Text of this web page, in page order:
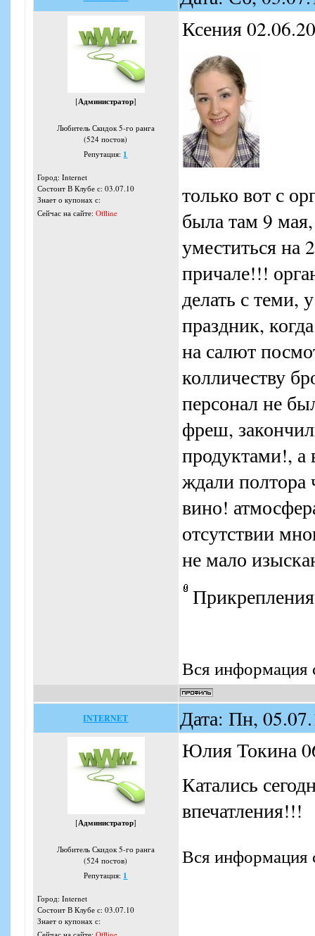
[Администратор]
Любитель Скидок 5-го ранга
(524 постов)
Репутация: 1
Город: Internet
Состоит В Клубе с: 03.07.10
Знает о купонах с:
Сейчас на сайте: Offline
Ксения
только вот с
была там 9
уместиться на
причале!!!
делать с теми,
праздник,
на салют
колличеству
персонал не
фреш,
продуктами!, а
ждали полтора
вино!
отсутствии
не мало
Вся информация
INTERNET Дата: Пн,
[Администратор]
Любитель Скидок 5-го ранга
(524 постов)
Репутация: 1
Город: Internet
Состоит В Клубе с: 03.07.10
Знает о купонах с:
Юлия Токина
Катались
впечатления!!!
Вся информация